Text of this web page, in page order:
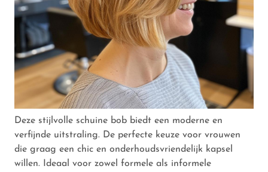
Deze stijlvolle schuine bob biedt een moderne en
verfijnde uitstraling. De perfecte keuze voor vrouwen
die graag een chic en onderhoudsvriendelijk kapsel
willen. Ideaal voor zowel formele als informele